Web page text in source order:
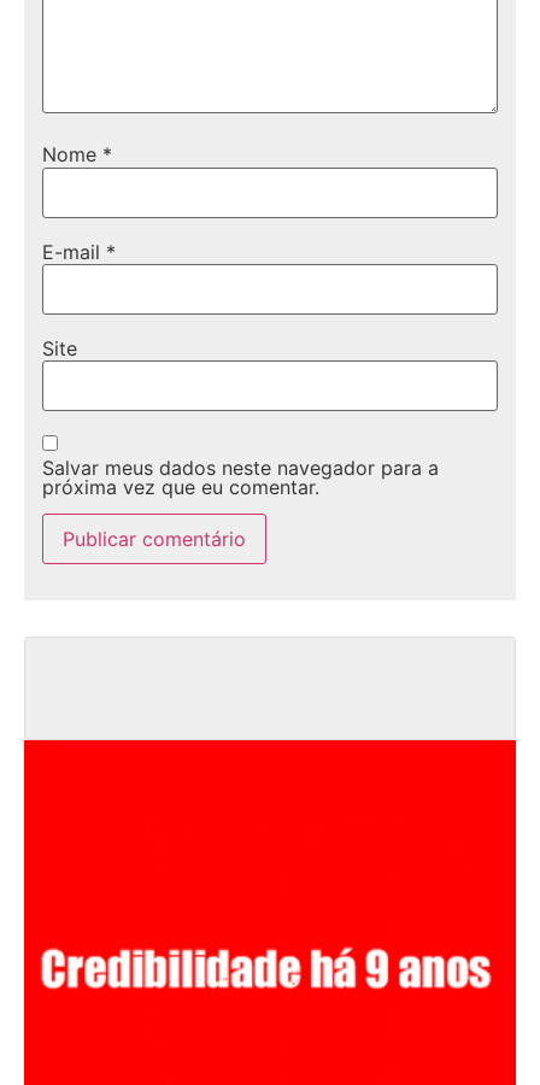
Nome *
E-mail *
Site
Salvar meus dados neste navegador para a
próxima vez que eu comentar.